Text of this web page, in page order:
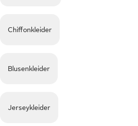
Chiffonkleider
Blusenkleider
Jerseykleider